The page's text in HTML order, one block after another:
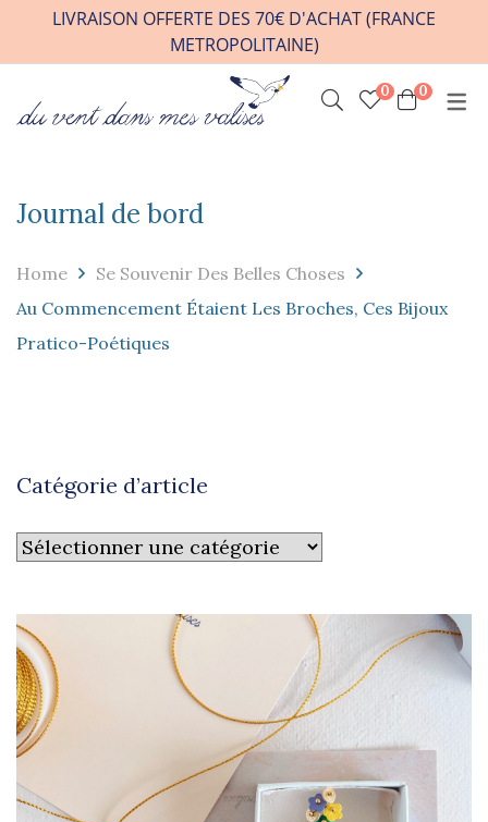
INFOS PRATIQUES
FAQ
LIVRAISON OFFERTE DES 70€ D'ACHAT (FRANCE
METROPOLITAINE)
0 0
Journal de bord
Home
Se Souvenir Des Belles Choses
Au Commencement Étaient Les Broches, Ces Bijoux
Pratico-Poétiques
Catégorie d’article
Catégorie